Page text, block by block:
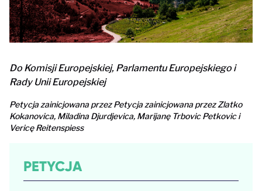
Do Komisji Europejskiej, Parlamentu Europejskiego i
Rady Unii Europejskiej
Petycja zainicjowana przez Petycja zainicjowana przez Zlatko
Kokanovica, Miladina Djurdjevica, Marijanę Trbovic Petkovic i
Vericę Reitenspiess
PETYCJA